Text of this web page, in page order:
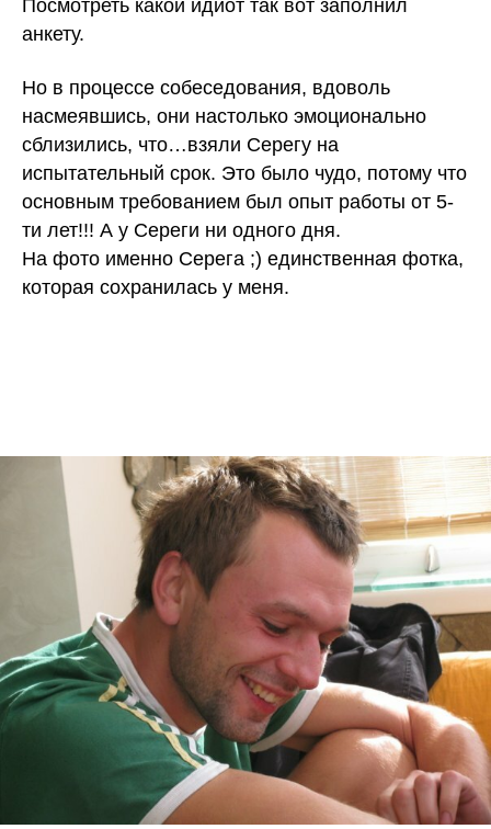
Посмотреть какой идиот так вот заполнил
анкету.
Но в процессе собеседования, вдоволь
насмеявшись, они настолько эмоционально
сблизились, что…взяли Серегу на
испытательный срок. Это было чудо, потому что
основным требованием был опыт работы от 5-
ти лет!!! А у Сереги ни одного дня.
На фото именно Серега ;) единственная фотка,
которая сохранилась у меня.